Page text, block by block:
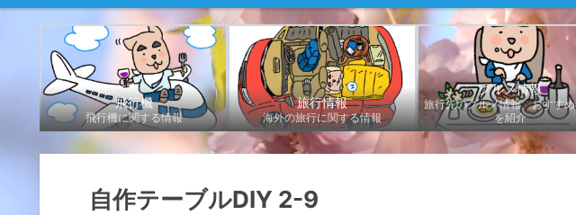
飛行機
飛行機に関する情報
旅行情報
海外の旅行に関する情報
グルメ情報
旅行先のグルメ情報、おすす
を紹介
自作テーブルDIY 2-9